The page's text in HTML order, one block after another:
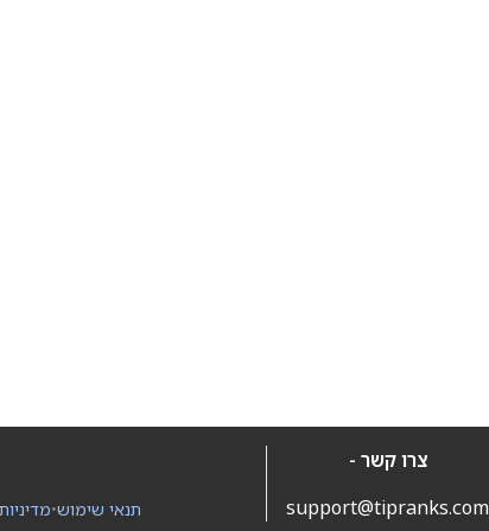
צרו קשר -
support@tipranks.com
•תנאי שימוש